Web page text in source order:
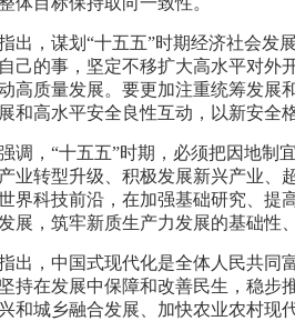
出，谋划“十五五”时期经济社会发
己的事，坚定不移扩大高水平对外
高质量发展。要更加注重统筹发
和高水平安全良性互动，以新安全
调，“十五五”时期，必须把因地制
业转型升级、积极发展新兴产业、
界科技前沿，在加强基础研究、提
展，筑牢新质生产力发展的基础性
出，中国式现代化是全体人民共同
持在发展中保障和改善民生，稳步
和城乡融合发展、加快农业农村